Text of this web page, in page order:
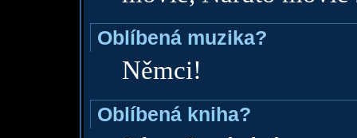
Oblíbená muzika?
Němci!
Oblíbená kniha?